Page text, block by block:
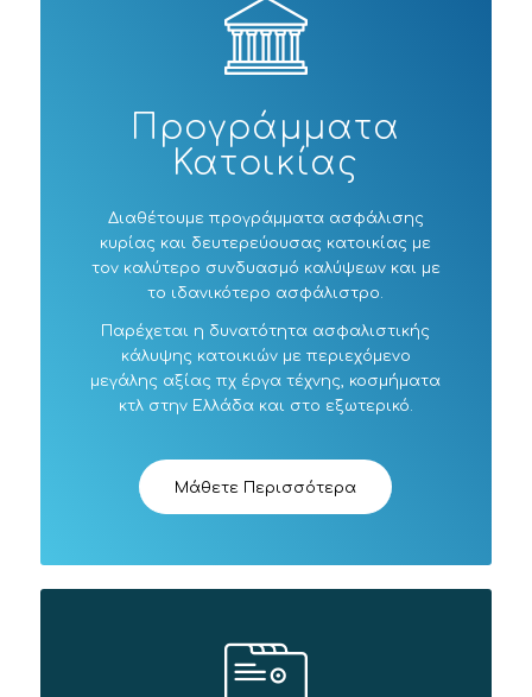
Προγράμματα
Κατοικίας
Διαθέτουμε προγράμματα ασφάλισης
κυρίας και δευτερεύουσας κατοικίας με
τον καλύτερο συνδυασμό καλύψεων και με
το ιδανικότερο ασφάλιστρο.
Παρέχεται η δυνατότητα ασφαλιστικής
κάλυψης κατοικιών με περιεχόμενο
μεγάλης αξίας πχ έργα τέχνης, κοσμήματα
κτλ στην Ελλάδα και στο εξωτερικό.
Μάθετε Περισσότερα